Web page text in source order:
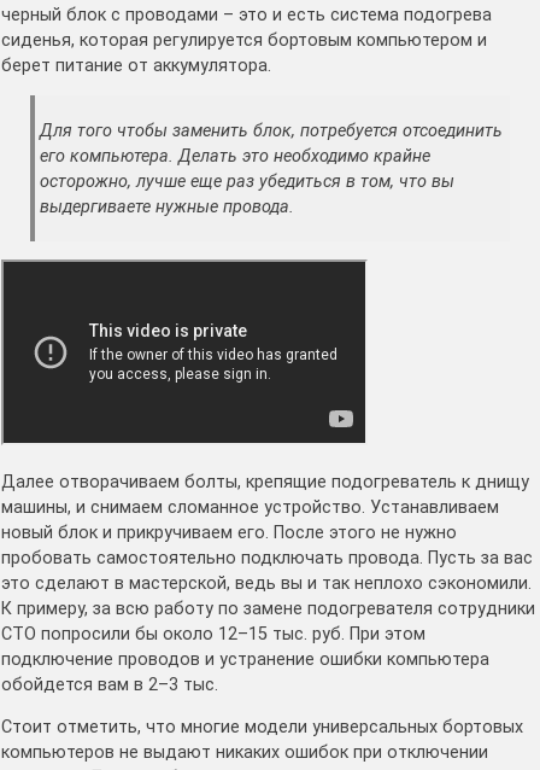
черный блок с проводами – это и есть система подогрева
сиденья, которая регулируется бортовым компьютером и
берет питание от аккумулятора.
Для того чтобы заменить блок, потребуется отсоединить
его компьютера. Делать это необходимо крайне
осторожно, лучше еще раз убедиться в том, что вы
выдергиваете нужные провода.
Далее отворачиваем болты, крепящие подогреватель к днищу
машины, и снимаем сломанное устройство. Устанавливаем
новый блок и прикручиваем его. После этого не нужно
пробовать самостоятельно подключать провода. Пусть за вас
это сделают в мастерской, ведь вы и так неплохо сэкономили.
К примеру, за всю работу по замене подогревателя сотрудники
СТО попросили бы около 12–15 тыс. руб. При этом
подключение проводов и устранение ошибки компьютера
обойдется вам в 2–3 тыс.
Стоит отметить, что многие модели универсальных бортовых
компьютеров не выдают никаких ошибок при отключении